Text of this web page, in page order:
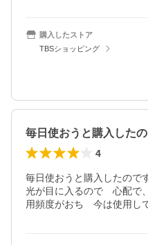
購入したストア
TBSショッピング
4
毎日使おうと購入したの
光が目に入るので　心配で
用頻度がおち　今は使用し